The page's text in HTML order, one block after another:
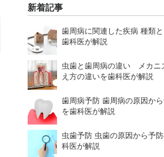
新着記事
歯周病に関連した疾病 種類
歯科医が解説
虫歯と歯周病の違い メカニ
え方の違いを歯科医が解説
歯周病予防 歯周病の原因か
を歯科医が解説
虫歯予防 虫歯の原因から予
科医が解説